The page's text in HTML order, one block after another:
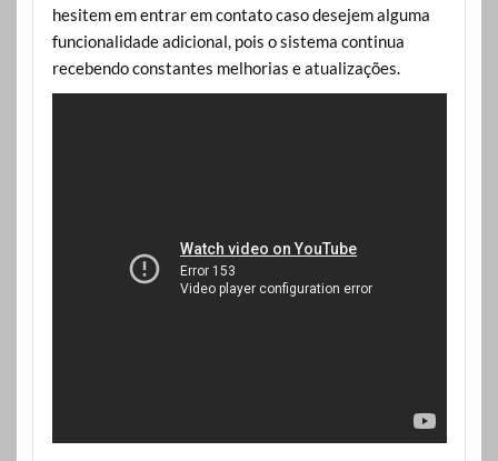
hesitem em entrar em contato caso desejem alguma
funcionalidade adicional, pois o sistema continua
recebendo constantes melhorias e atualizações.